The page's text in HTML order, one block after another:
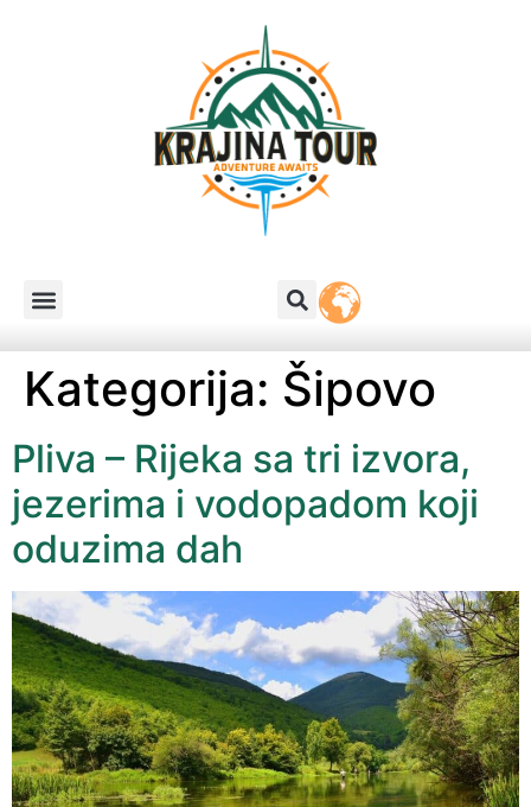
Kategorija: Šipovo
Pliva – Rijeka sa tri izvora,
jezerima i vodopadom koji
oduzima dah